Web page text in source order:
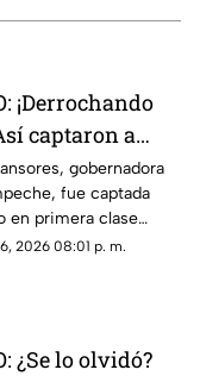
¡Derrochando
captaron a
Sansores
en primera
Madrid; iba con
titular del
gobernadora
fue captada
en primera clase
Madrid junto a su
2026 08:01 p. m.
¿Se lo olvidó?